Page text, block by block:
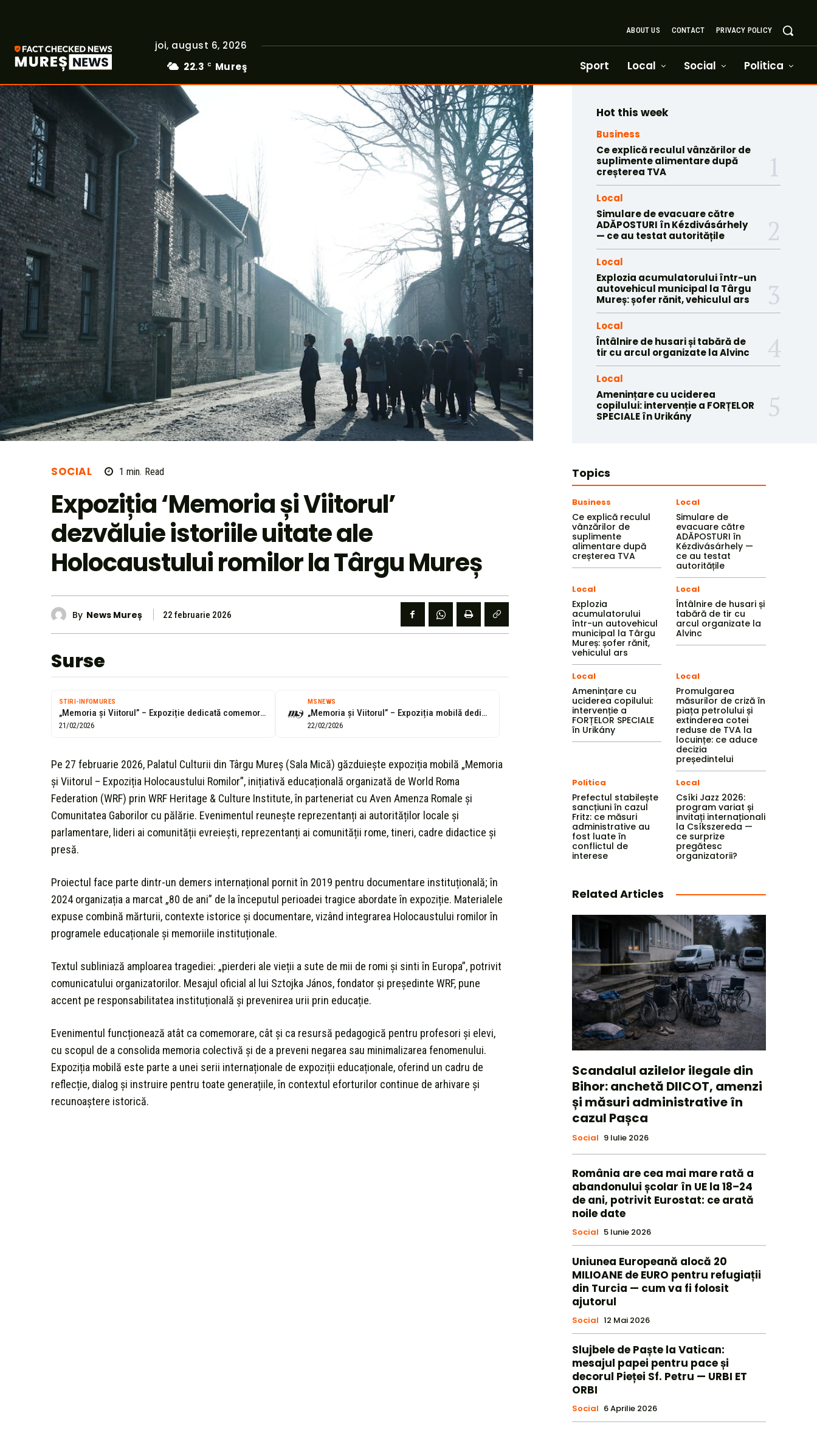
joi, august 6, 2026
22.3 C Mureş
ABOUT US CONTACT PRIVACY POLICY
Sport Local Social Politica
SOCIAL 1 min. Read
Expoziția ‘Memoria și Viitorul’
dezvăluie istoriile uitate ale
Holocaustului romilor la Târgu Mureș
By News Mureș 22 februarie 2026
Surse
STIRI-INFOMURES
„Memoria și Viitorul” – Expoziție dedicată comemorării Holocaustului Romilor, la Târgu Mureș
21/02/2026
MSNEWS
„Memoria și Viitorul” – Expoziția mobilă dedicată Holocaustului Romilor, la Târgu Mureș
22/02/2026
Pe 27 februarie 2026, Palatul Culturii din Târgu Mureș (Sala Mică) găzduiește expoziția mobilă „Memoria
și Viitorul – Expoziția Holocaustului Romilor”, inițiativă educațională organizată de World Roma
Federation (WRF) prin WRF Heritage & Culture Institute, în parteneriat cu Aven Amenza Romale și
Comunitatea Gaborilor cu pălărie. Evenimentul reunește reprezentanți ai autorităților locale și
parlamentare, lideri ai comunității evreiești, reprezentanți ai comunității rome, tineri, cadre didactice și
presă.
Proiectul face parte dintr-un demers internațional pornit în 2019 pentru documentare instituțională; în
2024 organizația a marcat „80 de ani” de la începutul perioadei tragice abordate în expoziție. Materialele
expuse combină mărturii, contexte istorice și documentare, vizând integrarea Holocaustului romilor în
programele educaționale și memoriile instituționale.
Textul subliniază amploarea tragediei: „pierderi ale vieții a sute de mii de romi și sinti în Europa”, potrivit
comunicatului organizatorilor. Mesajul oficial al lui Sztojka János, fondator și președinte WRF, pune
accent pe responsabilitatea instituțională și prevenirea urii prin educație.
Evenimentul funcționează atât ca comemorare, cât și ca resursă pedagogică pentru profesori și elevi,
cu scopul de a consolida memoria colectivă și de a preveni negarea sau minimalizarea fenomenului.
Expoziția mobilă este parte a unei serii internaționale de expoziții educaționale, oferind un cadru de
reflecție, dialog și instruire pentru toate generațiile, în contextul eforturilor continue de arhivare și
recunoaștere istorică.
Hot this week
Business
Ce explică reculul vânzărilor de
suplimente alimentare după
creșterea TVA
Local
Simulare de evacuare către
ADĂPOSTURI în Kézdivásárhely
— ce au testat autoritățile
Local
Explozia acumulatorului într-un
autovehicul municipal la Târgu
Mureș: șofer rănit, vehiculul ars
Local
Întâlnire de husari și tabără de
tir cu arcul organizate la Alvinc
Local
Amenințare cu uciderea
copilului: intervenție a FORȚELOR
SPECIALE în Urikány
Topics
Business
Ce explică reculul
vânzărilor de
suplimente
alimentare după
creșterea TVA
Local
Simulare de
evacuare către
ADĂPOSTURI în
Kézdivásárhely —
ce au testat
autoritățile
Local
Explozia
acumulatorului
într-un autovehicul
municipal la Târgu
Mureș: șofer rănit,
vehiculul ars
Local
Întâlnire de husari și
tabără de tir cu
arcul organizate la
Alvinc
Local
Amenințare cu
uciderea copilului:
intervenție a
FORȚELOR SPECIALE
în Urikány
Local
Promulgarea
măsurilor de criză în
piața petrolului și
extinderea cotei
reduse de TVA la
locuințe: ce aduce
decizia
președintelui
Politica
Prefectul stabilește
sancțiuni în cazul
Fritz: ce măsuri
administrative au
fost luate în
conflictul de
interese
Local
Csíki Jazz 2026:
program variat și
invitați internaționali
la Csíkszereda —
ce surprize
pregătesc
organizatorii?
Related Articles
Scandalul azilelor ilegale din
Bihor: anchetă DIICOT, amenzi
și măsuri administrative în
cazul Pașca
Social 9 Iulie 2026
România are cea mai mare rată a
abandonului școlar în UE la 18–24
de ani, potrivit Eurostat: ce arată
noile date
Social 5 Iunie 2026
Uniunea Europeană alocă 20
MILIOANE de EURO pentru refugiații
din Turcia — cum va fi folosit
ajutorul
Social 12 Mai 2026
Slujbele de Paște la Vatican:
mesajul papei pentru pace și
decorul Pieței Sf. Petru — URBI ET
ORBI
Social 6 Aprilie 2026